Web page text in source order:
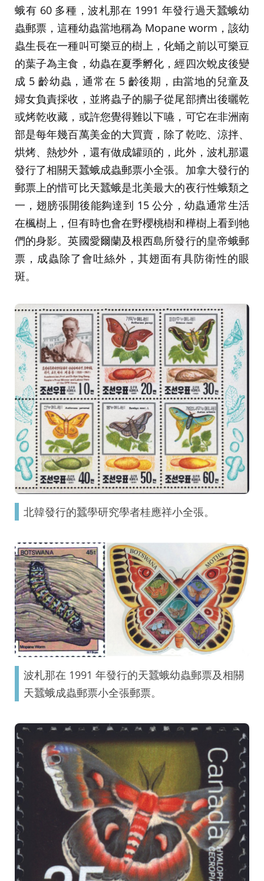
蛾有 60 多種，波札那在 1991 年發行過天蠶蛾幼
蟲郵票，這種幼蟲當地稱為 Mopane worm，該幼
蟲生長在一種叫可樂豆的樹上，化蛹之前以可樂豆
的葉子為主食，幼蟲在夏季孵化，經四次蛻皮後變
成 5 齡幼蟲，通常在 5 齡後期，由當地的兒童及
婦女負責採收，並將蟲子的腸子從尾部擠出後曬乾
或烤乾收藏，或許您覺得難以下嚥，可它在非洲南
部是每年幾百萬美金的大買賣，除了乾吃、涼拌、
烘烤、熱炒外，還有做成罐頭的，此外，波札那還
發行了相關天蠶蛾成蟲郵票小全張。加拿大發行的
郵票上的惜可比天蠶蛾是北美最大的夜行性蛾類之
一，翅膀張開後能夠達到 15 公分，幼蟲通常生活
在楓樹上，但有時也會在野櫻桃樹和樺樹上看到牠
們的身影。英國愛爾蘭及根西島所發行的皇帝蛾郵
票，成蟲除了會吐絲外，其翅面有具防衛性的眼
斑。
北韓發行的蠶學研究學者桂應祥小全張。
波札那在 1991 年發行的天蠶蛾幼蟲郵票及相關
天蠶蛾成蟲郵票小全張郵票。